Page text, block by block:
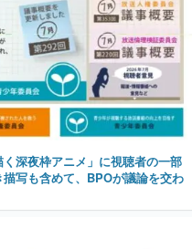
深夜枠アニメ」に視聴者の一部
写も含めて、BPOが議論を交わ